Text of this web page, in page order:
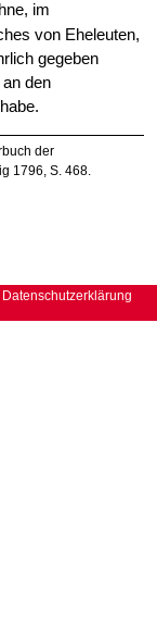
im
von Eheleuten,
gegeben
den
der
1796, S. 468.
Datenschutzerklärung